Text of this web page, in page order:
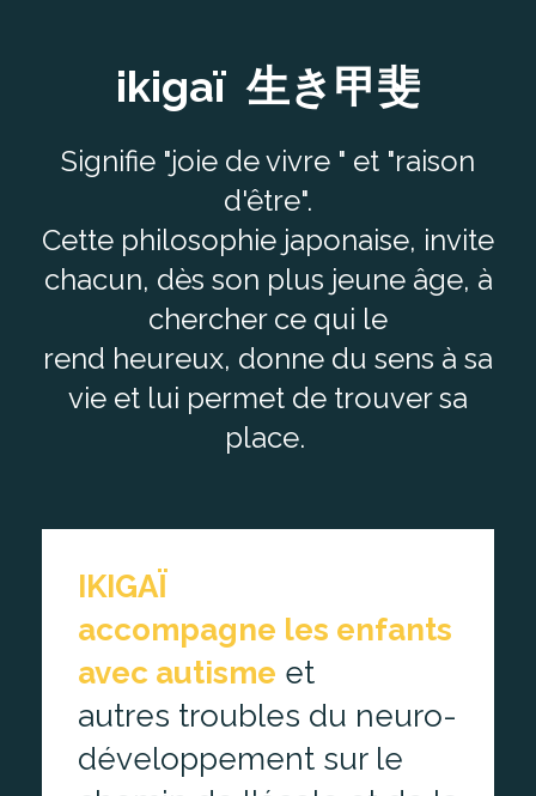
ikigaï生き甲斐
Signifie "joie de vivre " et "raison
d'être".
Cette philosophie japonaise, invite
chacun, dès son plus jeune âge, à
chercher ce qui le
rend heureux, donne du sens à sa
vie et lui permet de trouver sa
place.
IKIGAÏ
accompagne les enfants
avec autisme et
autres troubles du neuro-
développement sur le